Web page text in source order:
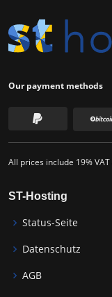
Our payment methods
All prices include 19%
ST-Hosting
Status-Seite
Datenschutz
AGB